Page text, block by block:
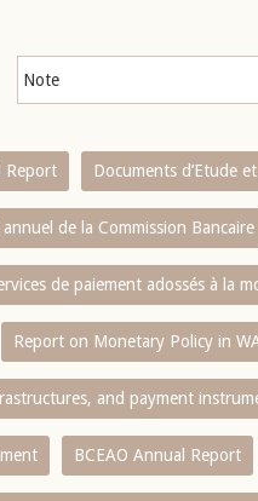
Report Documents d’Etude
de la Commission Bancaire
de paiement adossés à la
Report on Monetary Policy in
and payment
BCEAO Annual Report